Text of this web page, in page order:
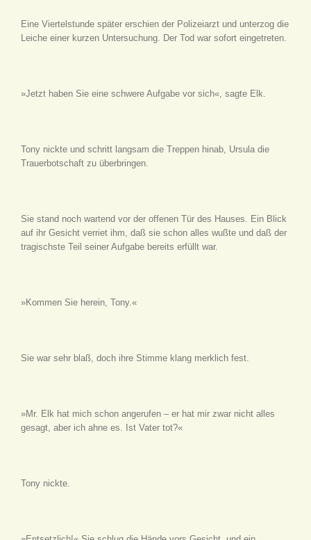
Eine Viertelstunde später erschien der Polizeiarzt und unterzog die
Leiche einer kurzen Untersuchung. Der Tod war sofort eingetreten.
»Jetzt haben Sie eine schwere Aufgabe vor sich«, sagte Elk.
Tony nickte und schritt langsam die Treppen hinab, Ursula die
Trauerbotschaft zu überbringen.
Sie stand noch wartend vor der offenen Tür des Hauses. Ein Blick
auf ihr Gesicht verriet ihm, daß sie schon alles wußte und daß der
tragischste Teil seiner Aufgabe bereits erfüllt war.
»Kommen Sie herein, Tony.«
Sie war sehr blaß, doch ihre Stimme klang merklich fest.
»Mr. Elk hat mich schon angerufen – er hat mir zwar nicht alles
gesagt, aber ich ahne es. Ist Vater tot?«
Tony nickte.